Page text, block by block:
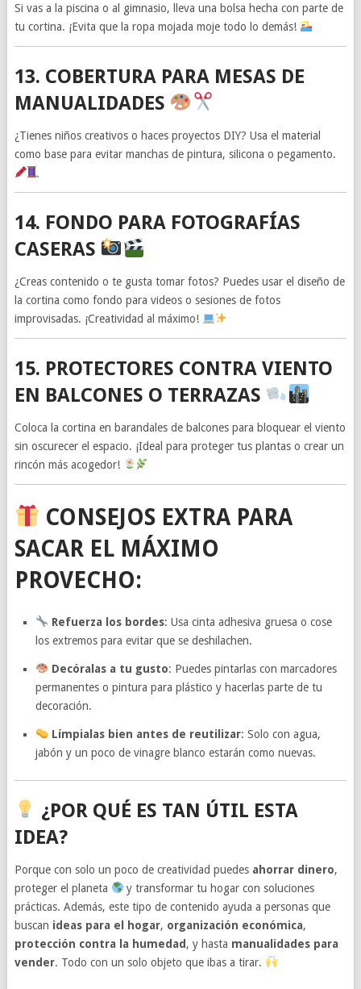
Si vas a la piscina o al gimnasio, lleva una bolsa hecha con parte de
tu cortina. ¡Evita que la ropa mojada moje todo lo demás!
13. COBERTURA PARA MESAS DE
MANUALIDADES
¿Tienes niños creativos o haces proyectos DIY? Usa el material
como base para evitar manchas de pintura, silicona o pegamento.
14. FONDO PARA FOTOGRAFÍAS
CASERAS
¿Creas contenido o te gusta tomar fotos? Puedes usar el diseño de
la cortina como fondo para videos o sesiones de fotos
improvisadas. ¡Creatividad al máximo!
15. PROTECTORES CONTRA VIENTO
EN BALCONES O TERRAZAS
Coloca la cortina en barandales de balcones para bloquear el viento
sin oscurecer el espacio. ¡Ideal para proteger tus plantas o crear un
rincón más acogedor!
CONSEJOS EXTRA PARA
SACAR EL MÁXIMO
PROVECHO:
Refuerza los bordes: Usa cinta adhesiva gruesa o cose
los extremos para evitar que se deshilachen.
Decóralas a tu gusto: Puedes pintarlas con marcadores
permanentes o pintura para plástico y hacerlas parte de tu
decoración.
Límpialas bien antes de reutilizar: Solo con agua,
jabón y un poco de vinagre blanco estarán como nuevas.
¿POR QUÉ ES TAN ÚTIL ESTA
IDEA?
Porque con solo un poco de creatividad puedes ahorrar dinero,
proteger el planeta
y transformar tu hogar con soluciones
prácticas. Además, este tipo de contenido ayuda a personas que
buscan ideas para el hogar, organización económica,
protección contra la humedad , y hasta manualidades para
vender. Todo con un solo objeto que ibas a tirar.